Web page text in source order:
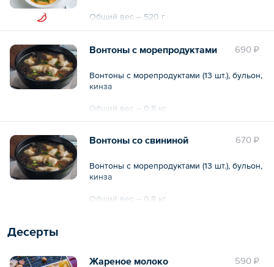
Общий вес – 520 г
690 ₽
Вонтоны с морепродуктами
Вонтоны с морепродуктами (13 шт.), бульон,
кинза
Общий вес – 0.8 кг
670 ₽
Вонтоны со свининой
Вонтоны с морепродуктами (13 шт.), бульон,
кинза
Общий вес – 0.8 кг
Десерты
590 ₽
Жареное молоко